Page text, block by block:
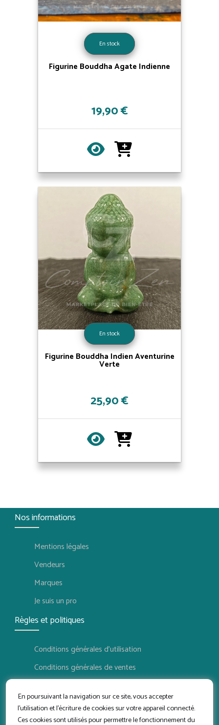
En poursuivant la navigation sur ce site, vous accepter
l'utilisation et l'écriture de cookies sur votre appareil connecté.
Ces cookies sont utilisés pour permettre le fonctionnement du
En stock
Figurine Bouddha Agate Indienne
19,90 €
En stock
Figurine Bouddha Indien Aventurine
Verte
25,90 €
Nos informations
Mentions légales
Vendeurs
Marques
Je suis un pro
Règles et politiques
Conditions générales d'utilisation
Conditions générales de ventes
Politique de retour
Conditions d'utilisation vendeur